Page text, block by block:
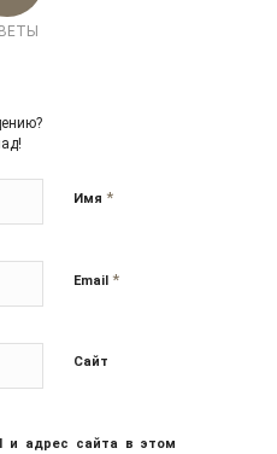
Имя *
Email *
Сайт
и адрес сайта в этом